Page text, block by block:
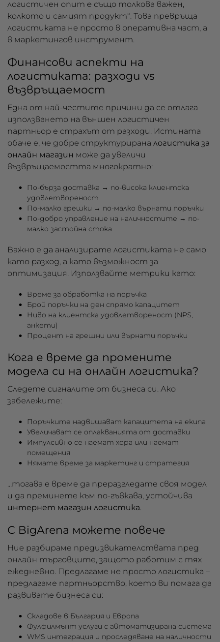
логистичен опит е също толкова важен,
колкото и самият продукт“. Това превръща
логистиката не просто в оперативна част, а
в маркетингов инструмент.
Финансови аспекти на
логистиката: разходи vs
възвръщаемост
Една от най-честите причини да се отлага
използването на външен логистичен
партньор е страхът от разходи. Истината
обаче е, че добре структурирана логистика за
онлайн магазин може да увеличи
възвръщаемостта многократно:
По-бърза доставка → по-висока клиентска
удовлетвореност
По-малко грешки → по-малко върнати поръчки
По-добро управление на наличностите → по-
малко застойна стока
Важно е да анализирате логистиката не само
като разход, а като възможност за
оптимизация. Използвайте метрики като:
Време за обработка на поръчка
Брой поръчки на ден спрямо капацитет
Ниво на клиентска удовлетвореност (NPS,
анкети)
Процент на грешни или върнати поръчки
Кога е време да промените
модела си на онлайн логистика?
Следете сигналите от бизнеса си. Ако
забележите:
Поръчките надвишават капацитета на екипа
Увеличават се оплакванията от доставки
Импулсивно се наемат хора или наемат
помещения
Нямате време за маркетинг и стратегия
...тогава е време да преразгледате своя модел
и да преминете към по-гъвкава, устойчива
интернет магазин логистика.
С BigArena можете повече
Ние разбираме предизвикателствата пред
онлайн търговците, защото работим с тях
ежедневно. Предлагаме не просто логистика –
предлагаме партньорство, което ви помага да
развивате бизнеса си:
Складове в България и Европа
Фулфилмънт услуги с автоматизирана система
WMS интеграция и проследяване на наличности